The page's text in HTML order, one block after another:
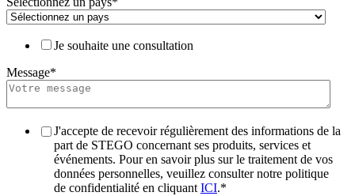
Je souhaite une consultation
Message*
J'accepte de recevoir régulièrement des informations de la
part de STEGO concernant ses produits, services et
événements. Pour en savoir plus sur le traitement de vos
données personnelles, veuillez consulter notre politique
de confidentialité en cliquant ICI.*